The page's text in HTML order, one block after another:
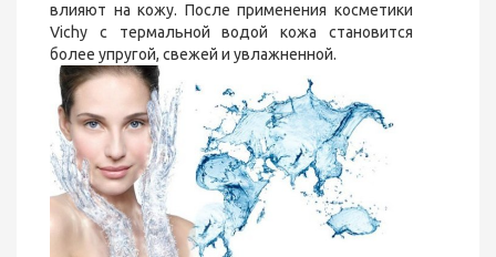
влияют на кожу. После применения косметики
Vichy с термальной водой кожа становится
более упругой, свежей и увлажненной.